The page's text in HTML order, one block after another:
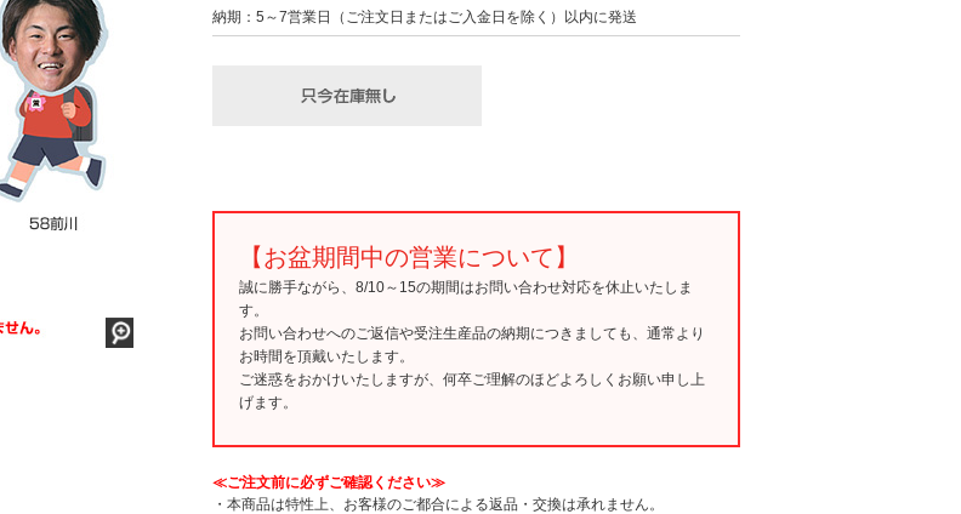
納期：5～7営業日（ご注文日またはご入金日を除く）以内に発送
【お盆期間中の営業について】
誠に勝手ながら、8/10～15の期間はお問い合わせ対応を休止いたしま
す。
お問い合わせへのご返信や受注生産品の納期につきましても、通常より
お時間を頂戴いたします。
ご迷惑をおかけいたしますが、何卒ご理解のほどよろしくお願い申し上
げます。
≪ご注文前に必ずご確認ください≫
・本商品は特性上、お客様のご都合による返品・交換は承れません。